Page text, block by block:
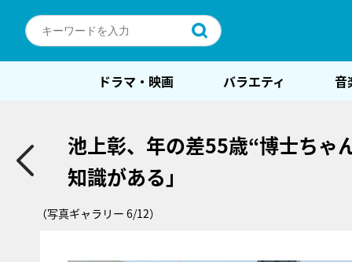
ドラマ・映画 バラエティ 音
池上彰、年の差55歳“博士ちゃ
知識がある」
（写真ギャラリー 6/12）